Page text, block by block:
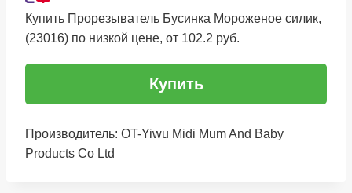
Купить Прорезыватель Бусинка Мороженое силик,
(23016) по низкой цене, от 102.2 руб.
Купить
Производитель: OT-Yiwu Midi Mum And Baby
Products Co Ltd